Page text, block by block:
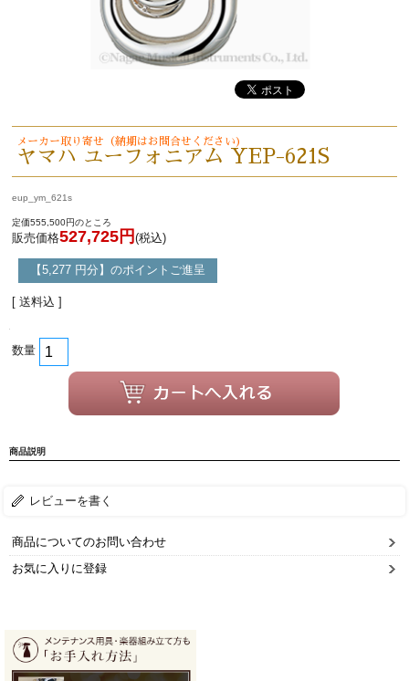
メーカー取り寄せ（納期はお問合せください)
ヤマハ ユーフォニアム YEP-621S
eup_ym_621s
定価555,500円のところ
販売価格527,725円 (税込)
【5,277 円分】のポイントご進呈
[ 送料込 ]
数量
商品説明
レビューを書く
商品についてのお問い合わせ
お気に入りに登録